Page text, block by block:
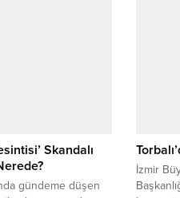
Skandalı
gündeme düşen
İzmir